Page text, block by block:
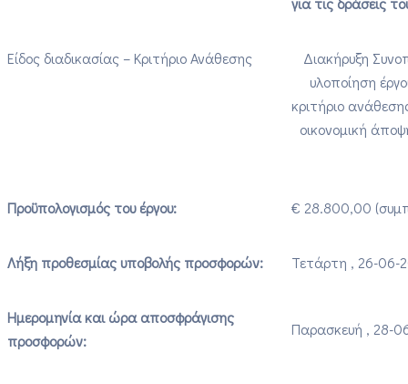
Είδος διαδικασίας – Κριτήριο Ανάθεσης
Διακήρυξη
υλοποίηση
κριτήριο
οικονομική
Προϋπολογισμός του έργου: € 28.800,00
Λήξη προθεσμίας υποβολής προσφορών: Τετάρτη , 26-06-
Ημερομηνία και ώρα αποσφράγισης
προσφορών:
Παρασκευή , 28-